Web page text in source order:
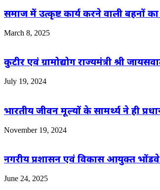
समाज में उत्कृष्ट कार्य करने वाली बहनों
March 8, 2025
कुटीर एवं ग्रामोद्योग राज्यमंत्री श्री
July 19, 2024
भारतीय जीवन मूल्यों के सामर्थ्य ने ही
November 19, 2024
नगरीय प्रशासन एवं विकास आयुक्त भोंडवे
June 24, 2025